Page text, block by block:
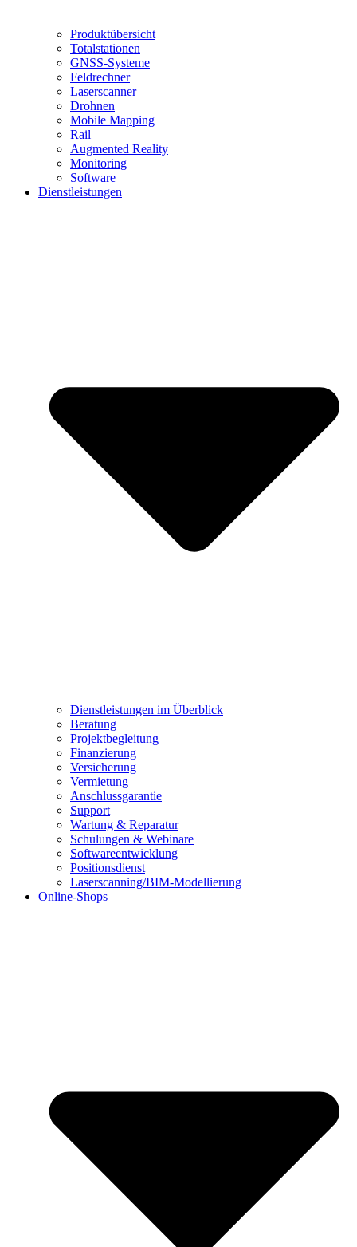
Produktübersicht
Totalstationen
GNSS-Systeme
Feldrechner
Laserscanner
Drohnen
Mobile Mapping
Rail
Augmented Reality
Monitoring
Software
Dienstleistungen
Dienstleistungen im Überblick
Beratung
Projektbegleitung
Finanzierung
Versicherung
Vermietung
Anschlussgarantie
Support
Wartung & Reparatur
Schulungen & Webinare
Softwareentwicklung
Positionsdienst
Laserscanning/BIM-Modellierung
Online-Shops